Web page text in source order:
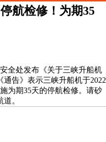
航检修！为期35
全处发布《关于三峡升船机
告》表示三峡升船机于2022
为期35天的停航检修。请砂
。